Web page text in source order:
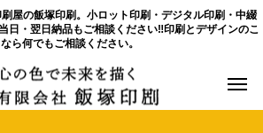
屋の飯塚印刷。小ロット印刷・デジタル印刷・中綴
日・翌日納品もご相談ください‼印刷とデザインのこ
なら何でもご相談ください。